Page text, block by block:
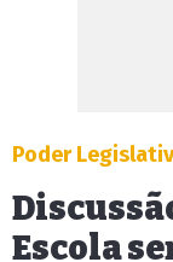
Poder
Escola